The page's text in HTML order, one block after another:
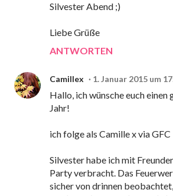
Silvester Abend ;)
Liebe Grüße
ANTWORTEN
Camillex 1. Januar 2015 um
Hallo, ich wünsche euch einen
Jahr!
ich folge als Camille x via GFC
Silvester habe ich mit
Party verbracht. Das
sicher von drinnen